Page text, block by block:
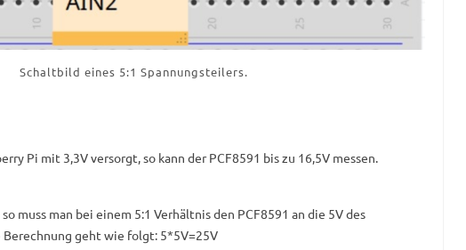
Schaltbild eines 5:1 Spannungsteilers.
Pi mit 3,3V versorgt, so kann der PCF8591 bis zu 16,5V messen.
muss man bei einem 5:1 Verhältnis den PCF8591 an die 5V des
Berechnung geht wie folgt: 5*5V=25V